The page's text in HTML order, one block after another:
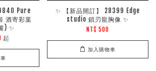
Pure
酒寄彩葉
) ✨
起
✨ 【新品開訂】 28399 Edge
studio 鎖刃龍胸像 ✨
NT$ 500
加入購物車